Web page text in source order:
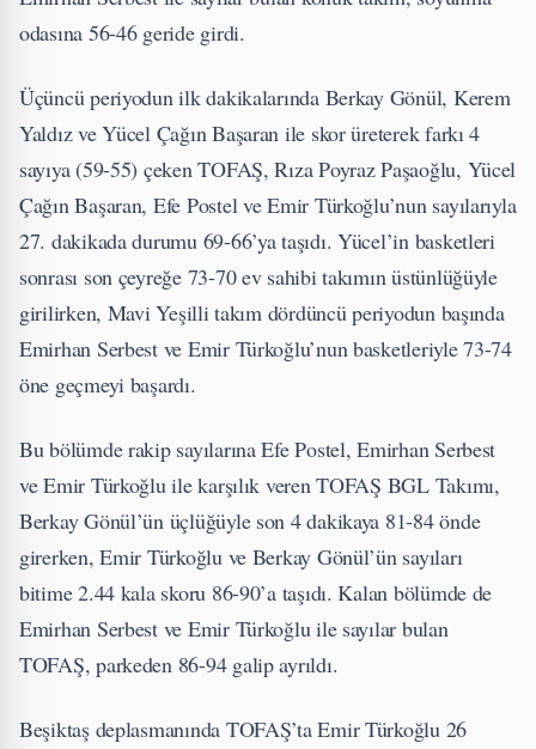
odasına 56-46 geride girdi.
Üçüncü periyodun ilk dakikalarında Berkay Gönül, Kerem
Yaldız ve Yücel Çağın Başaran ile skor üreterek farkı 4
sayıya (59-55) çeken TOFAŞ, Rıza Poyraz Paşaoğlu, Yücel
Çağın Başaran, Efe Postel ve Emir Türkoğlu’nun sayılarıyla
27. dakikada durumu 69-66’ya taşıdı. Yücel’in basketleri
sonrası son çeyreğe 73-70 ev sahibi takımın üstünlüğüyle
girilirken, Mavi Yeşilli takım dördüncü periyodun başında
Emirhan Serbest ve Emir Türkoğlu’nun basketleriyle 73-74
öne geçmeyi başardı.
Bu bölümde rakip sayılarına Efe Postel, Emirhan Serbest
ve Emir Türkoğlu ile karşılık veren TOFAŞ BGL Takımı,
Berkay Gönül’ün üçlüğüyle son 4 dakikaya 81-84 önde
girerken, Emir Türkoğlu ve Berkay Gönül’ün sayıları
bitime 2.44 kala skoru 86-90’a taşıdı. Kalan bölümde de
Emirhan Serbest ve Emir Türkoğlu ile sayılar bulan
TOFAŞ, parkeden 86-94 galip ayrıldı.
Beşiktaş deplasmanında TOFAŞ’ta Emir Türkoğlu 26